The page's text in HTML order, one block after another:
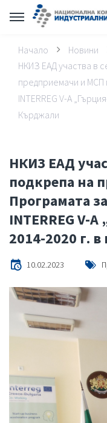
Начало Новини
НКИЗ ЕАД участва в
предприемачи и МСП
INTERREG V-A
Кърджали
НКИЗ ЕАД
подкрепа на
Програмата
INTERREG V-
2014-2020 г.
10.02.2023